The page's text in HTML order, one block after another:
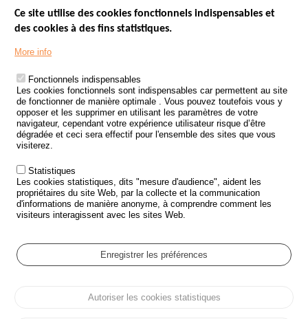
Menu
Footer
LES SITES PUBLICS
ÉTAT DE L’INSÉCURITÉ ROUTIÈRE
TRAITEMENT DES DONNÉES PERSONNELLES DES ACCIDENTS DE
LA ROUTE
ETUDES ET RECHERCHES
APPEL À PROJETS
POLITIQUE DE SÉCURITÉ ROUTIÈRE
Outils
AGENDA
GLOSSAIRE
Cookie settings
Protection des données personnelles et Cookies
Ce site utilise des cookies fonctionnels indispensables et
des cookies à des fins statistiques.
More info
Fonctionnels indispensables
Les cookies fonctionnels sont indispensables car permettent au site
de fonctionner de manière optimale . Vous pouvez toutefois vous y
opposer et les supprimer en utilisant les paramètres de votre
navigateur, cependant votre expérience utilisateur risque d’être
dégradée et ceci sera effectif pour l'ensemble des sites que vous
visiterez.
Statistiques
Les cookies statistiques, dits "mesure d'audience", aident les
propriétaires du site Web, par la collecte et la communication
d'informations de manière anonyme, à comprendre comment les
visiteurs interagissent avec les sites Web.
Enregistrer les préférences
Autoriser les cookies statistiques